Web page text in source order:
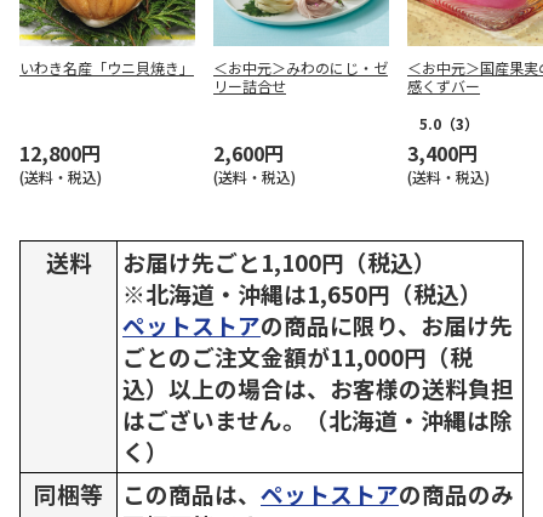
いわき名産「ウニ貝焼き」
12,800円
(送料・税込)
＜お中元＞みわのにじ・ゼ
リー詰合せ
2,600円
(送料・税込)
＜お中元＞国産果実
感くずバー
5.0 （3）
3,400円
(送料・税込)
送料
お届け先ごと1,100円（税込）
※北海道・沖縄は1,650円（税込）
ペットストアの商品に限り、お届け先
ごとのご注文金額が11,000円（税
込）以上の場合は、お客様の送料負担
はございません。（北海道・沖縄は除
く）
同梱等
この商品は、 ペットストアの商品のみ